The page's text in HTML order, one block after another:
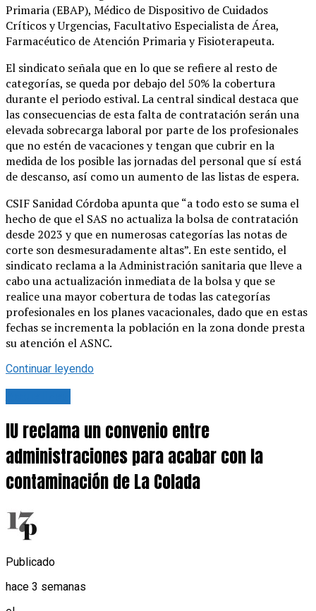
Primaria (EBAP), Médico de Dispositivo de Cuidados
Críticos y Urgencias, Facultativo Especialista de Área,
Farmacéutico de Atención Primaria y Fisioterapeuta.
El sindicato señala que en lo que se refiere al resto de
categorías, se queda por debajo del 50% la cobertura
durante el periodo estival. La central sindical destaca que
las consecuencias de esta falta de contratación serán una
elevada sobrecarga laboral por parte de los profesionales
que no estén de vacaciones y tengan que cubrir en la
medida de los posible las jornadas del personal que sí está
de descanso, así como un aumento de las listas de espera.
CSIF Sanidad Córdoba apunta que “a todo esto se suma el
hecho de que el SAS no actualiza la bolsa de contratación
desde 2023 y que en numerosas categorías las notas de
corte son desmesuradamente altas”. En este sentido, el
sindicato reclama a la Administración sanitaria que lleve a
cabo una actualización inmediata de la bolsa y que se
realice una mayor cobertura de todas las categorías
profesionales en los planes vacacionales, dado que en estas
fechas se incrementa la población en la zona donde presta
su atención el ASNC.
Continuar leyendo
IU reclama un convenio entre
administraciones para acabar con la
contaminación de La Colada
Publicado
hace 3 semanas